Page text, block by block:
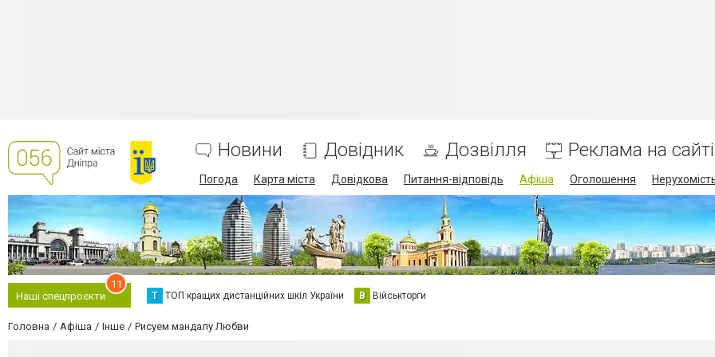
Новини Довідник Дозвілля Реклама на сайті
Погода Карта міста Довідкова Питання-відповідь Афіша Оголошення
Наші спецпроєкти
11
Т ТОП кращих дистанційних шкіл України В Військторги
Головна Афіша Інше Рисуем мандалу Любви